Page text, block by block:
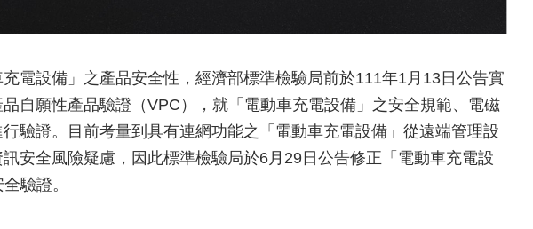
電設備」之產品安全性，經濟部標準檢驗局前於111年1月13日公告實
自願性產品驗證（VPC），就「電動車充電設備」之安全規範、電磁
驗證。目前考量到具有連網功能之「電動車充電設備」從遠端管理設
安全風險疑慮，因此標準檢驗局於6月29日公告修正「電動車充電設
驗證。